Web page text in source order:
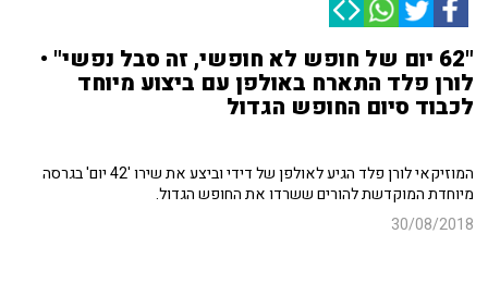
"62 יום של חופש לא חופשי, זה סבל נפשי" •
לורן פלד התארח באולפן עם ביצוע מיוחד
לכבוד סיום החופש הגדול
המוזיקאי לורן פלד הגיע לאולפן של דידי וביצע את שירו '42 יום' בגרסה
מיוחדת המוקדשת להורים ששרדו את החופש הגדול.
30/08/2018